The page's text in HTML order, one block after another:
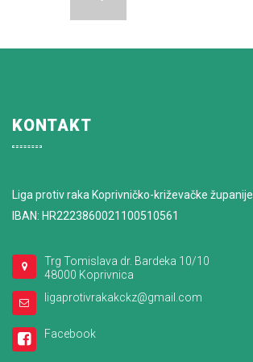
KONTAKT
Liga protiv raka Koprivničko-križevačke županije
IBAN: HR2223860021100510561
Trg Tomislava dr. Bardeka 10/10
48000 Koprivnica
ligaprotivrakakckz@gmail.com
Facebook